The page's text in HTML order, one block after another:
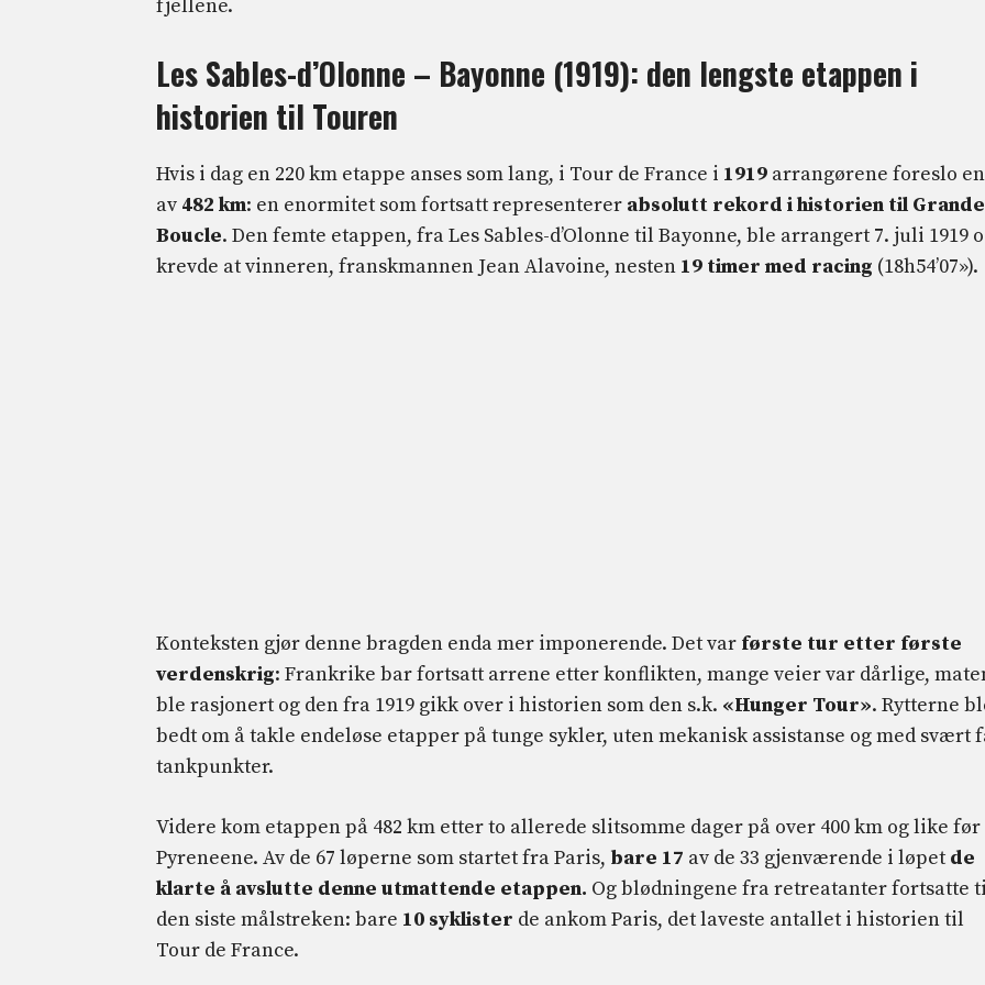
fjellene.
Les Sables-d’Olonne – Bayonne (1919): den lengste etappen i
historien til Touren
Hvis i dag en 220 km etappe anses som lang, i Tour de France i 1919 arrangørene foreslo en
av 482 km: en enormitet som fortsatt representerer absolutt rekord i historien til Grande
Boucle. Den femte etappen, fra Les Sables-d’Olonne til Bayonne, ble arrangert 7. juli 1919
krevde at vinneren, franskmannen Jean Alavoine, nesten 19 timer med racing (18h54’07»).
Konteksten gjør denne bragden enda mer imponerende. Det var første tur etter første
verdenskrig: Frankrike bar fortsatt arrene etter konflikten, mange veier var dårlige,
ble rasjonert og den fra 1919 gikk over i historien som den s.k. «Hunger Tour». Rytterne
bedt om å takle endeløse etapper på tunge sykler, uten mekanisk assistanse og med svært
tankpunkter.
Videre kom etappen på 482 km etter to allerede slitsomme dager på over 400 km og like før
Pyreneene. Av de 67 løperne som startet fra Paris, bare 17 av de 33 gjenværende i løpet de
klarte å avslutte denne utmattende etappen. Og blødningene fra retreatanter fortsatte
den siste målstreken: bare 10 syklister de ankom Paris, det laveste antallet i historien til
Tour de France.